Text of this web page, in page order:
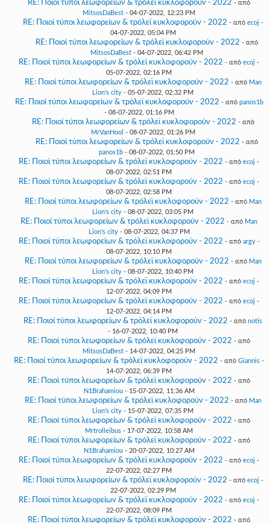
RE: Ποιοί τύποι λεωφορείων & τρόλεϊ κυκλοφορούν - 2022 - από
MitsosDaBest - 04-07-2022, 12:23 PM
RE: Ποιοί τύποι λεωφορείων & τρόλεϊ κυκλοφορούν - 2022 - από ecoj -
04-07-2022, 05:04 PM
RE: Ποιοί τύποι λεωφορείων & τρόλεϊ κυκλοφορούν - 2022 - από
MitsosDaBest - 04-07-2022, 06:42 PM
RE: Ποιοί τύποι λεωφορείων & τρόλεϊ κυκλοφορούν - 2022 - από ecoj -
05-07-2022, 02:16 PM
RE: Ποιοί τύποι λεωφορείων & τρόλεϊ κυκλοφορούν - 2022 - από Man
Lion's city - 05-07-2022, 02:32 PM
RE: Ποιοί τύποι λεωφορείων & τρόλεϊ κυκλοφορούν - 2022 - από panos1b
- 08-07-2022, 01:16 PM
RE: Ποιοί τύποι λεωφορείων & τρόλεϊ κυκλοφορούν - 2022 - από
MrVanHool - 08-07-2022, 01:26 PM
RE: Ποιοί τύποι λεωφορείων & τρόλεϊ κυκλοφορούν - 2022 - από
panos1b - 08-07-2022, 01:50 PM
RE: Ποιοί τύποι λεωφορείων & τρόλεϊ κυκλοφορούν - 2022 - από ecoj -
08-07-2022, 02:51 PM
RE: Ποιοί τύποι λεωφορείων & τρόλεϊ κυκλοφορούν - 2022 - από ecoj -
08-07-2022, 02:58 PM
RE: Ποιοί τύποι λεωφορείων & τρόλεϊ κυκλοφορούν - 2022 - από Man
Lion's city - 08-07-2022, 03:05 PM
RE: Ποιοί τύποι λεωφορείων & τρόλεϊ κυκλοφορούν - 2022 - από Man
Lion's city- 08-07-2022, 04:37 PM
RE: Ποιοί τύποι λεωφορείων & τρόλεϊ κυκλοφορούν - 2022 - από argy-
08-07-2022, 10:10 PM
RE: Ποιοί τύποι λεωφορείων & τρόλεϊ κυκλοφορούν - 2022 - από Man
Lion's city - 08-07-2022, 10:40 PM
RE: Ποιοί τύποι λεωφορείων & τρόλεϊ κυκλοφορούν - 2022 - από ecoj -
12-07-2022, 04:09 PM
RE: Ποιοί τύποι λεωφορείων & τρόλεϊ κυκλοφορούν - 2022 - από ecoj -
12-07-2022, 04:14 PM
RE: Ποιοί τύποι λεωφορείων & τρόλεϊ κυκλοφορούν - 2022 - από notis
- 16-07-2022, 10:40 PM
RE: Ποιοί τύποι λεωφορείων & τρόλεϊ κυκλοφορούν - 2022 - από
MitsosDaBest - 14-07-2022, 04:25 PM
RE: Ποιοί τύποι λεωφορείων & τρόλεϊ κυκλοφορούν - 2022 - από Giannis -
14-07-2022, 06:39 PM
RE: Ποιοί τύποι λεωφορείων & τρόλεϊ κυκλοφορούν - 2022 - από
N1Brahamiou- 15-07-2022, 11:36 AM
RE: Ποιοί τύποι λεωφορείων & τρόλεϊ κυκλοφορούν - 2022 - από Man
Lion's city - 15-07-2022, 07:35 PM
RE: Ποιοί τύποι λεωφορείων & τρόλεϊ κυκλοφορούν - 2022 - από
Mrtrolleibus - 17-07-2022, 10:58 AM
RE: Ποιοί τύποι λεωφορείων & τρόλεϊ κυκλοφορούν - 2022 - από
N1Brahamiou- 20-07-2022, 10:27 AM
RE: Ποιοί τύποι λεωφορείων & τρόλεϊ κυκλοφορούν - 2022 - από ecoj -
22-07-2022, 02:27 PM
RE: Ποιοί τύποι λεωφορείων & τρόλεϊ κυκλοφορούν - 2022 - από ecoj -
22-07-2022, 02:29 PM
RE: Ποιοί τύποι λεωφορείων & τρόλεϊ κυκλοφορούν - 2022 - από ecoj -
22-07-2022, 08:09 PM
RE: Ποιοί τύποι λεωφορείων & τρόλεϊ κυκλοφορούν - 2022 - από